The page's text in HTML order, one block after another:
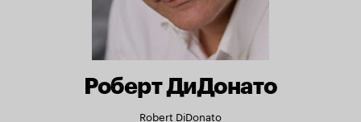
Роберт ДиДонато
Robert DiDonato